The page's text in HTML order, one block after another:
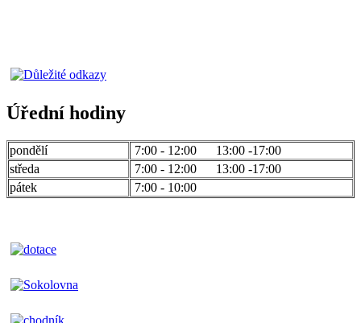
Úřední hodiny
pondělí
7:00 - 12:00 13:00 -17:00
středa
7:00 - 12:00 13:00 -17:00
pátek
7:00 - 10:00